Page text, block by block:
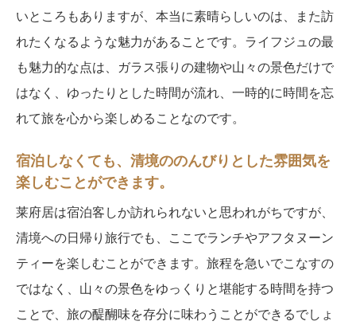
いところもありますが、本当に素晴らしいのは、また訪
れたくなるような魅力があることです。ライフジュの最
も魅力的な点は、ガラス張りの建物や山々の景色だけで
はなく、ゆったりとした時間が流れ、一時的に時間を忘
れて旅を心から楽しめることなのです。
宿泊しなくても、清境ののんびりとした雰囲気を
楽しむことができます。
莱府居は宿泊客しか訪れられないと思われがちですが、
清境への日帰り旅行でも、ここでランチやアフタヌーン
ティーを楽しむことができます。旅程を急いでこなすの
ではなく、山々の景色をゆっくりと堪能する時間を持つ
ことで、旅の醍醐味を存分に味わうことができるでしょ